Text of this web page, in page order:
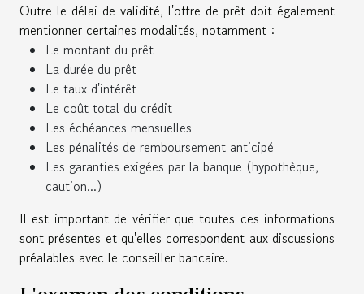
Outre le délai de validité, l'offre de prêt doit également
mentionner certaines modalités, notamment :
Le montant du prêt
La durée du prêt
Le taux d'intérêt
Le coût total du crédit
Les échéances mensuelles
Les pénalités de remboursement anticipé
Les garanties exigées par la banque (hypothèque,
caution...)
Il est important de vérifier que toutes ces informations
sont présentes et qu'elles correspondent aux discussions
préalables avec le conseiller bancaire.